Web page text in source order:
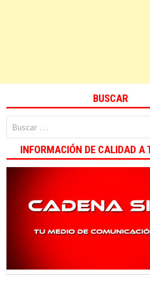
BUSCAR
Buscar:
INFORMACIÓN DE CALIDAD A